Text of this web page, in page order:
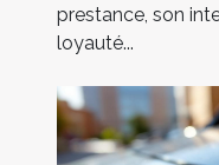
prestance, son
loyauté...